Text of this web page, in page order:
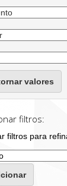
valores
filtros:
filtros para